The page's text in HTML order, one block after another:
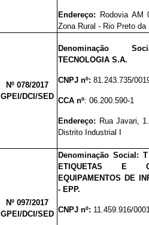
Endereço:
Rodovia
Zona Rural - Rio Preto da
Nº 078/2017
GPEI/DCI/SED
Denominação
TECNOLOGIA S.A.
CNPJ nº:81.243.735/
CCA nº: 06.200.590-1
Endereço: Rua Javari,
Distrito Industrial I
Nº 097/2017
GPEI/DCI/SED
Denominação Social:
ETIQUETAS E
EQUIPAMENTOS DE
- EPP.
CNPJ nº: 11.459.916/